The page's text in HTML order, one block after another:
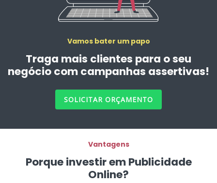
Vamos bater um papo
Traga mais clientes para o seu
negócio com campanhas assertivas!
SOLICITAR ORÇAMENTO
Vantagens
Porque investir em Publicidade
Online?